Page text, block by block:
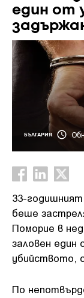
един от
БЪЛГАРИЯ
33-
беше
Поморие в
заловен
убийството,
По